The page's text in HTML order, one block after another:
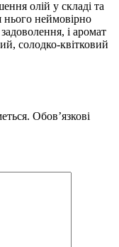
олій у складі та
нього неймовірно
і аромат
солодко-квітковий
Обов’язкові